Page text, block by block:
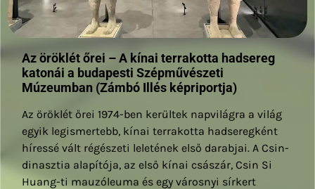
Az öröklét őrei – A kínai terrakotta hadsereg
katonái a budapesti Szépművészeti
Múzeumban (Zámbó Illés képriportja)
Az öröklét őrei 1974-ben kerültek napvilágra a világ
egyik legismertebb, kínai terrakotta hadseregként
híressé vált régészeti leletének első darabjai. A Csin-
dinasztia alapítója, az első kínai császár, Csin Si
Huang-ti mauzóleuma és egy városnyi sírkert